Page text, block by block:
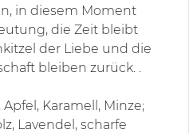
in diesem Moment
die Zeit bleibt
der Liebe und die
bleiben zurück. .
Karamell, Minze;
Lavendel, scharfe